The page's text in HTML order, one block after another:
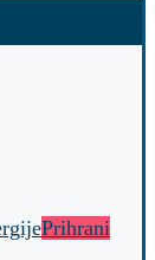
Prihrani